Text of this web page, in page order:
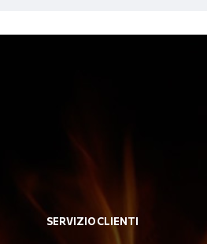
SERVIZIO CLIENTI